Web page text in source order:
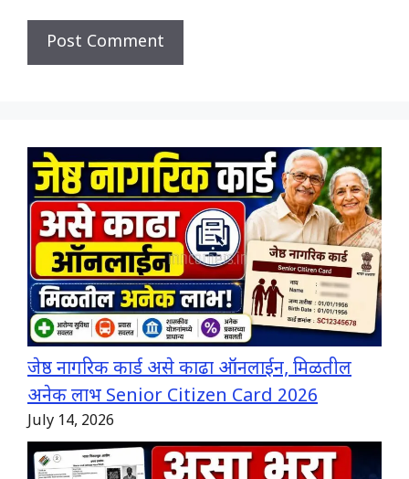
जेष्ठ नागरिक कार्ड असे काढा ऑनलाईन, मिळतील
अनेक लाभ Senior Citizen Card 2026
July 14, 2026